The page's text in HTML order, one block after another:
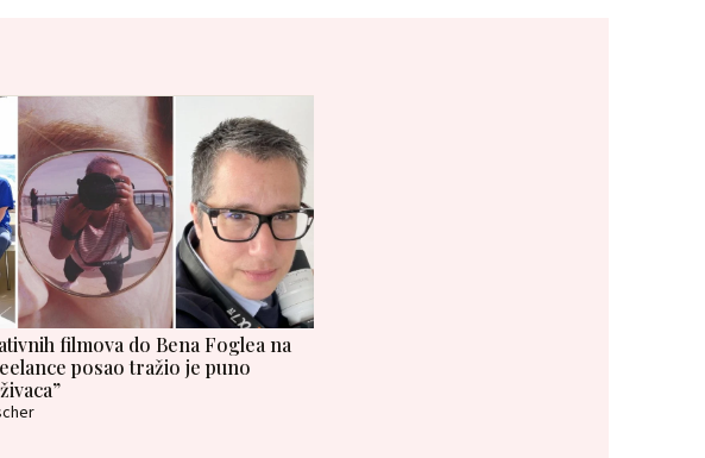
filmova do Bena Foglea na
posao tražio je puno